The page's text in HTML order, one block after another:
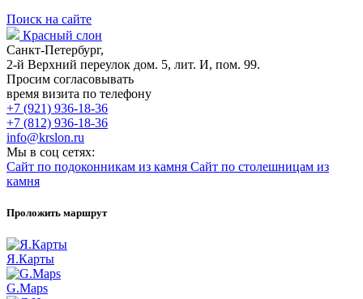
Поиск на сайте
Красный слон
Санкт-Петербург,
2-й Верхний переулок дом. 5, лит. И, пом. 99.
Просим согласовывать
время визита по телефону
+7 (921) 936-18-36
+7 (812) 936-18-36
info@krslon.ru
Мы в соц сетях:
Сайт по подоконникам из камня Сайт по столешницам из
камня
Проложить маршрут
Я.Карты
G.Maps